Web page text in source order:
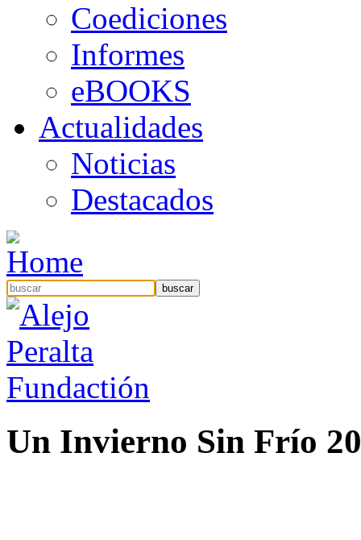
Coediciones
Informes
eBOOKS
Actualidades
Noticias
Destacados
Un Invierno Sin Frío